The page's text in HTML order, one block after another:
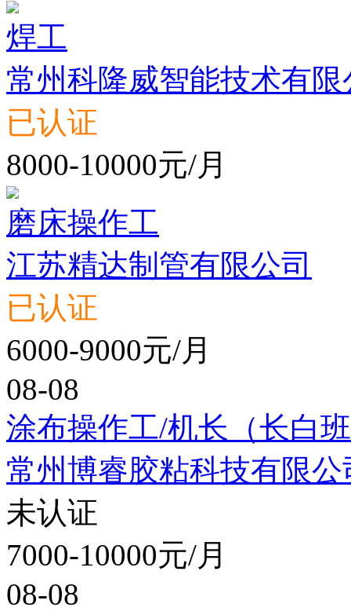
焊工
常州科隆威智能技术有限
已认证
8000-10000元/月
磨床操作工
江苏精达制管有限公司
已认证
6000-9000元/月
08-08
涂布操作工/机长（长白
常州博睿胶粘科技有限公
未认证
7000-10000元/月
08-08